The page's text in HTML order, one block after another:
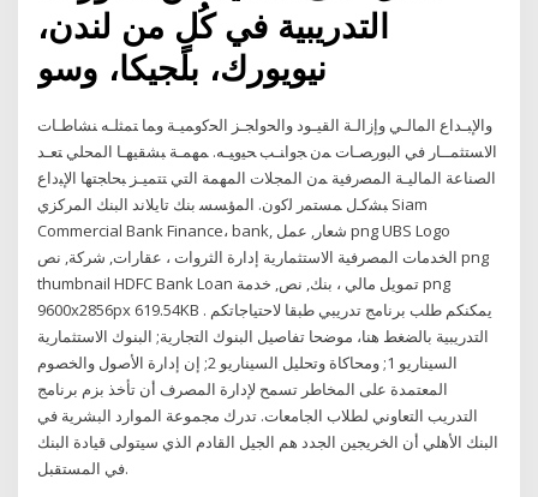
التدريبية في كُلٍ من لندن،
نيويورك، بلجيكا، وسو
واﻹﺒـداع اﻟﻤﺎﻟـﻲ وإزاﻟـﺔ اﻟﻘﻴـود واﻟﺤواﺠـز اﻟﺤﻛوﻤﻴـﺔ وﻤﺎ ﺘﻤﺜﻠـﻪ ﻨﺸﺎطـﺎت
اﻻﺴﺘﺜﻤــﺎر ﻓﻲ اﻟﺒورﺼـﺎت ﻤن ﺠواﻨـب ﺤﻴوﻴـﻪ. ﻤﻬﻤـﺔ ﺒﺸﻘﻴﻬـﺎ اﻟﻤﺤﻠﻲ ﺘﻌـد
اﻟﺼﻨﺎﻋﺔ اﻟﻤﺎﻟﻴـﺔ اﻟﻤﺼرﻓﻴﺔ ﻤن اﻟﻤﺠﻼت اﻟﻤﻬﻤﺔ اﻟﺘﻲ ﺘﺘﻤﻴـز ﺒﺤﺎﺠﺘﻬﺎ اﻹﺒداع
ﺒﺸﻛـﻝ ﻤﺴﺘﻤر ﻟﻛون. اﻟﻤؤﺴﺴ بنك تايلاند البنك المركزي Siam
Commercial Bank Finance، bank, شعار, عمل png UBS Logo
الخدمات المصرفية الاستثمارية إدارة الثروات ، عقارات, شركة, نص png
thumbnail HDFC Bank Loan تمويل مالي ، بنك, نص, خدمة png
9600x2856px 619.54KB . يمكنكم طلب برنامج تدريبي طبقا لاحتياجاتكم
التدريبية بالضغط هنا، موضحا تفاصيل البنوك التجارية; البنوك الاستثمارية
السيناريو 1; ومحاكاة وتحليل السيناريو 2; إن إدارة الأصول والخصوم
المعتمدة على المخاطر تسمح لإدارة المصرف أن تأخذ بزم برنامج
التدريب التعاوني لطلاب الجامعات. تدرك مجموعة الموارد البشرية في
البنك الأهلي أن الخريجين الجدد هم الجيل القادم الذي سيتولى قيادة البنك
في المستقبل.